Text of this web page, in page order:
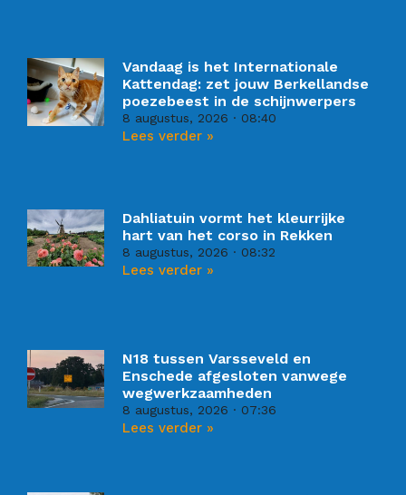
Vandaag is het Internationale
Kattendag: zet jouw Berkellandse
poezebeest in de schijnwerpers
8 augustus, 2026 08:40
Lees verder »
Dahliatuin vormt het kleurrijke
hart van het corso in Rekken
8 augustus, 2026 08:32
Lees verder »
N18 tussen Varsseveld en
Enschede afgesloten vanwege
wegwerkzaamheden
8 augustus, 2026 07:36
Lees verder »